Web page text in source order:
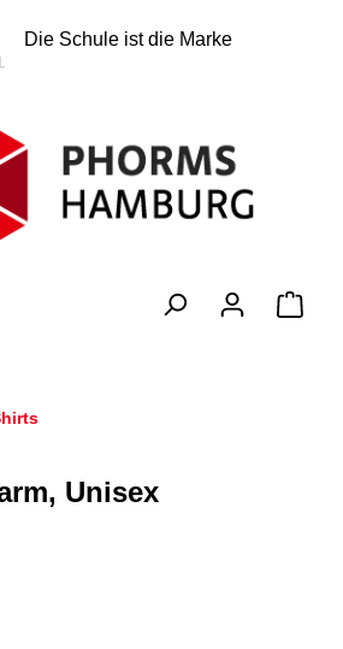
Die Schule ist die Marke
Unisex